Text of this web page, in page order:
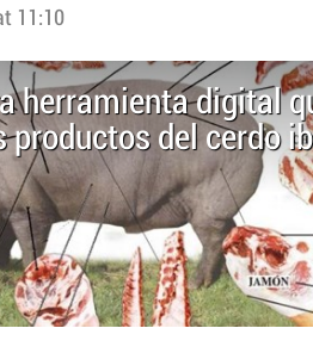
11:10
herramienta digital
del cerdo